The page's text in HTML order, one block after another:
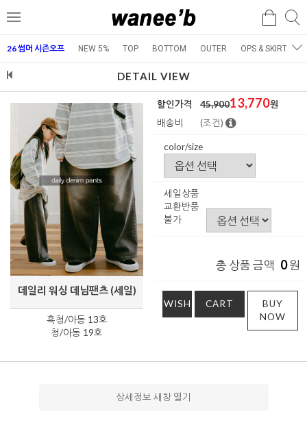
메
검
26 썸머 시즌오프 NEW 5% TOP BOTTOM OUTER OPS & SKIRT
DETAIL VIEW
데일리 워싱 데님팬츠 (세일)
흑청/아동 13호
청/아동 19호
할인가격 45,90013,770원
배송비
(조건)
color/size
세일상품
교환반품
불가
총 상품 금액 0원
WISH CART
BUY
NOW
상세정보 새창 열기